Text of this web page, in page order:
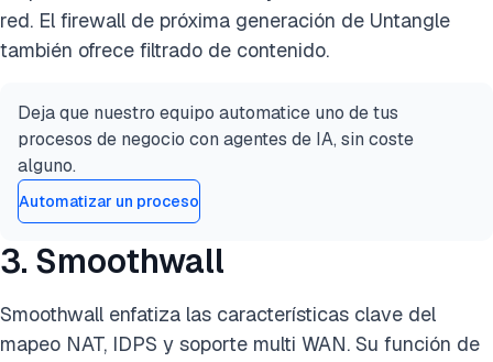
red. El firewall de próxima generación de Untangle
también ofrece filtrado de contenido.
Deja que nuestro equipo automatice uno de tus
procesos de negocio con agentes de IA, sin coste
alguno.
Automatizar un proceso
3. Smoothwall
Smoothwall enfatiza las características clave del
mapeo NAT, IDPS y soporte multi WAN. Su función de